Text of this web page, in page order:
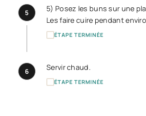
5
5) Posez les buns sur une
Les faire cuire pendant
ÉTAPE TERMINÉE
6 Servir chaud.
ÉTAPE TERMINÉE